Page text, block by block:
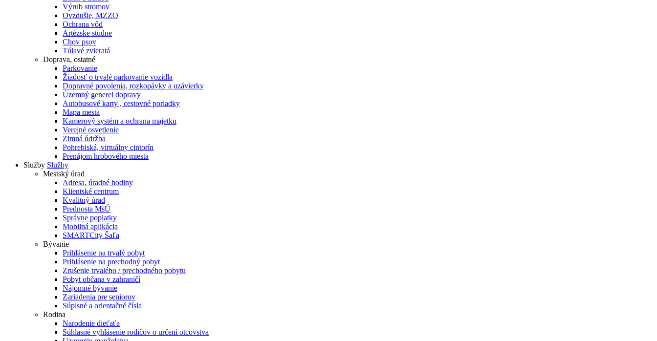
Výrub stromov
Ovzdušie, MZZO
Ochrana vôd
Artézske studne
Chov psov
Túlavé zvieratá
Doprava, ostatné
Parkovanie
Žiadosť o trvalé parkovanie vozidla
Dopravné povolenia, rozkopávky a uzávierky
Územný generel dopravy
Autobusové karty , cestovné poriadky
Mapa mesta
Kamerový systém a ochrana majetku
Verejné osvetlenie
Zimná údržba
Pohrebiská, virtuálny cintorín
Prenájom hrobového miesta
Služby Služby
Mestský úrad
Adresa, úradné hodiny
Klientské centrum
Kvalitný úrad
Prednosta MsÚ
Správne poplatky
Mobilná aplikácia
SMARTCity Šaľa
Bývanie
Prihlásenie na trvalý pobyt
Prihlásenie na prechodný pobyt
Zrušenie trvalého / prechodného pobytu
Pobyt občana v zahraničí
Nájomné bývanie
Zariadenia pre seniorov
Súpisné a orientačné čísla
Rodina
Narodenie dieťaťa
Súhlasné vyhlásenie rodičov o určení otcovstva